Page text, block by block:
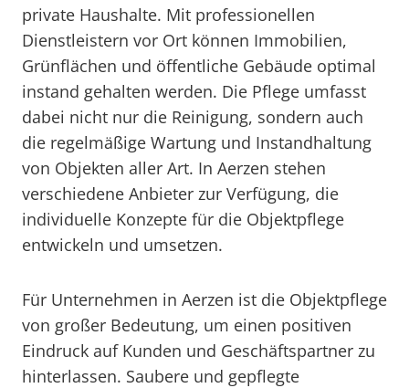
private Haushalte. Mit professionellen
Dienstleistern vor Ort können Immobilien,
Grünflächen und öffentliche Gebäude optimal
instand gehalten werden. Die Pflege umfasst
dabei nicht nur die Reinigung, sondern auch
die regelmäßige Wartung und Instandhaltung
von Objekten aller Art. In Aerzen stehen
verschiedene Anbieter zur Verfügung, die
individuelle Konzepte für die Objektpflege
entwickeln und umsetzen.
Für Unternehmen in Aerzen ist die Objektpflege
von großer Bedeutung, um einen positiven
Eindruck auf Kunden und Geschäftspartner zu
hinterlassen. Saubere und gepflegte